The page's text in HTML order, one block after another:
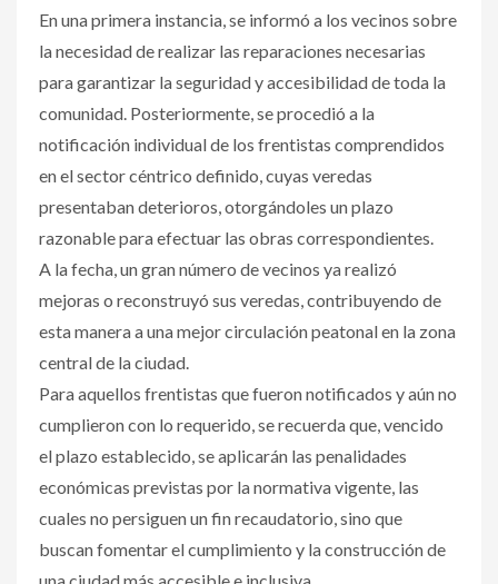
En una primera instancia, se informó a los vecinos sobre
la necesidad de realizar las reparaciones necesarias
para garantizar la seguridad y accesibilidad de toda la
comunidad. Posteriormente, se procedió a la
notificación individual de los frentistas comprendidos
en el sector céntrico definido, cuyas veredas
presentaban deterioros, otorgándoles un plazo
razonable para efectuar las obras correspondientes.
A la fecha, un gran número de vecinos ya realizó
mejoras o reconstruyó sus veredas, contribuyendo de
esta manera a una mejor circulación peatonal en la zona
central de la ciudad.
Para aquellos frentistas que fueron notificados y aún no
cumplieron con lo requerido, se recuerda que, vencido
el plazo establecido, se aplicarán las penalidades
económicas previstas por la normativa vigente, las
cuales no persiguen un fin recaudatorio, sino que
buscan fomentar el cumplimiento y la construcción de